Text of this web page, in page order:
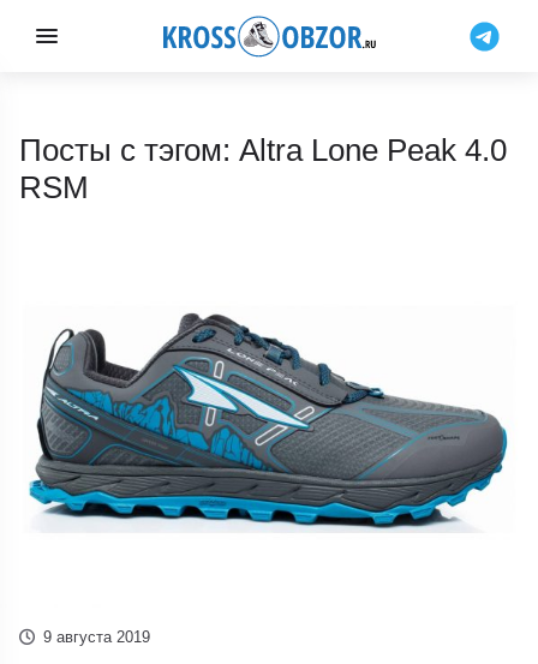
Посты с тэгом: Altra Lone Peak 4.0
RSM
9 августа 2019